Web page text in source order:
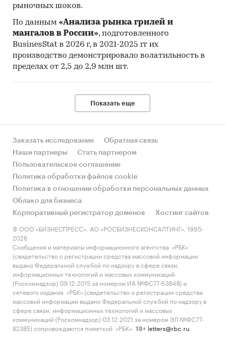
рыночных шоков.
По данным «Анализа рынка грилей и
мангалов в России», подготовленного
BusinesStat в 2026 г, в 2021-2025 гг их
производство демонстрировало волатильность в
пределах от 2,5 до 2,9 млн шт.
Показать еще
Заказать исследование
Обратная связь
Наши партнеры
Стать партнером
Пользовательское соглашение
Политика обработки файлов cookie
Политика в отношении обработки персональных данных
Облако для бизнеса
Корпоративный регистратор доменов
Хостинг сайтов
© ООО «БИЗНЕСПРЕСС», АО «РОСБИЗНЕСКОНСАЛТИНГ», 1995-
2026.
Сообщения и материалы информационного агентства «РБК»
(свидетельство о регистрации средства массовой информации
выдано Федеральной службой по надзору в сфере связи,
информационных технологий и массовых коммуникаций
(Роскомнадзор) 09.12.2015 за номером ИА №ФС77-63848) и
сетевого издания «РБК» (свидетельство о регистрации средства
массовой информации выдано Федеральной службой по надзору в
сфере связи, информационных технологий и массовых
коммуникаций (Роскомнадзор) 03.12.2021 за номером ЭЛ №ФС77-
82385) сопровождаются пометкой «РБК».
18+ letters@rbc.ru